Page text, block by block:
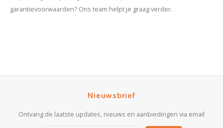
garantievoorwaarden? Ons team helpt je graag verder.
Nieuwsbrief
Ontvang de laatste updates, nieuws en aanbiedingen via email